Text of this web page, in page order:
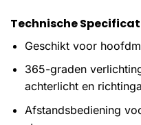
Technische
Geschikt voor
365-graden
achterlicht en
Afstandsbediening